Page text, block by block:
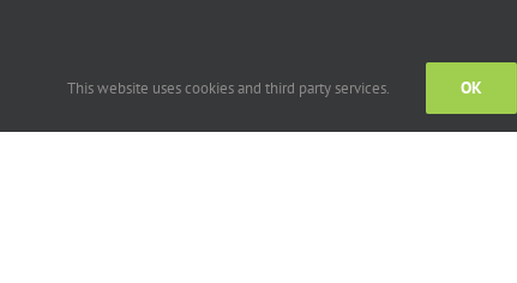
This website uses cookies and third party services. OK